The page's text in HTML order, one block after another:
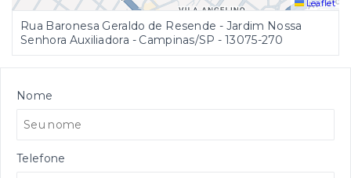
Leaflet
Rua Baronesa Geraldo de Resende - Jardim Nossa
Senhora Auxiliadora - Campinas/SP - 13075-270
Nome
Telefone